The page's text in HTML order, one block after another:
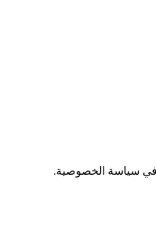
سياسة الخصوصية.